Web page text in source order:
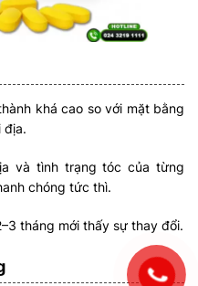
khá cao so với mặt bằng
địa.
và tình trạng tóc của từng
chóng tức thì.
tháng mới thấy sự thay đổi.